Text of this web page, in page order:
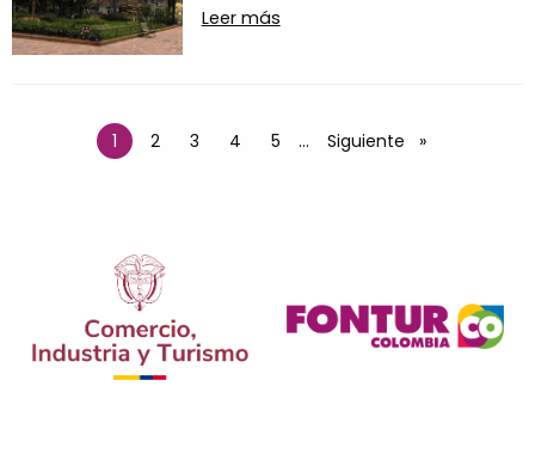
Leer más
Paginación
Página actual
1 Página
2 Página
3 Página
4 Página
5 … Siguiente página
Siguiente